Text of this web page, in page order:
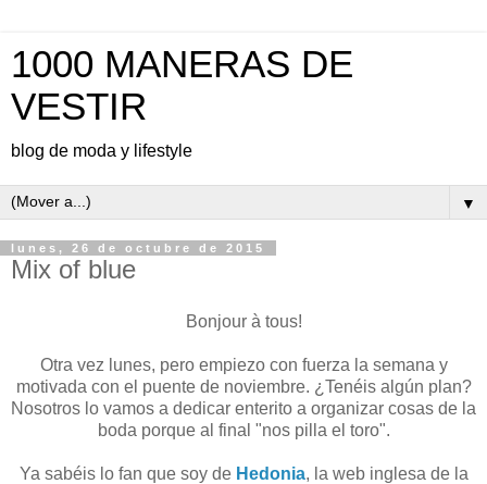
1000 MANERAS DE
VESTIR
blog de moda y lifestyle
▼
lunes, 26 de octubre de 2015
Mix of blue
Bonjour à tous!
Otra vez lunes, pero empiezo con fuerza la semana y
motivada con el puente de noviembre. ¿Tenéis algún plan?
Nosotros lo vamos a dedicar enterito a organizar cosas de la
boda porque al final "nos pilla el toro".
Ya sabéis lo fan que soy de Hedonia, la web inglesa de la